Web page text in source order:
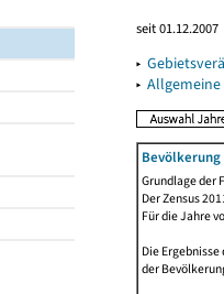
seit 01.12.2007
▸
▸
Grundlage der
Der Zensus
Für die Jahre
Die
der